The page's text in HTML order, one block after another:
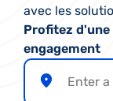
avec les
Profitez
engagement